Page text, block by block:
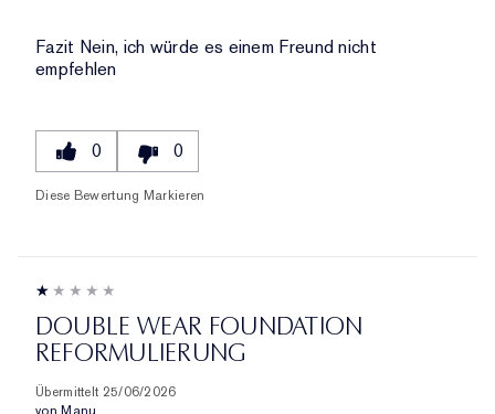
Fazit Nein, ich würde es einem Freund nicht
empfehlen
0 0
Diese Bewertung Markieren
DOUBLE WEAR FOUNDATION
REFORMULIERUNG
Übermittelt 25/06/2026